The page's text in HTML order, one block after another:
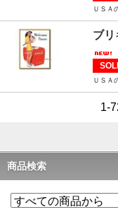
ＵＳＡ
ブリ
ＵＳＡ
1-
商品検索